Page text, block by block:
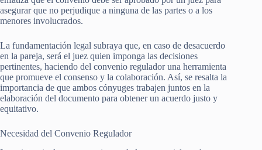
asegurar que no perjudique a ninguna de las partes o a los
menores involucrados.
La fundamentación legal subraya que, en caso de desacuerdo
en la pareja, será el juez quien imponga las decisiones
pertinentes, haciendo del convenio regulador una herramienta
que promueve el consenso y la colaboración. Así, se resalta la
importancia de que ambos cónyuges trabajen juntos en la
elaboración del documento para obtener un acuerdo justo y
equitativo.
Necesidad del Convenio Regulador